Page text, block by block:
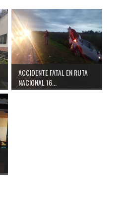
ACCIDENTE FATAL EN RUTA
NACIONAL 16...